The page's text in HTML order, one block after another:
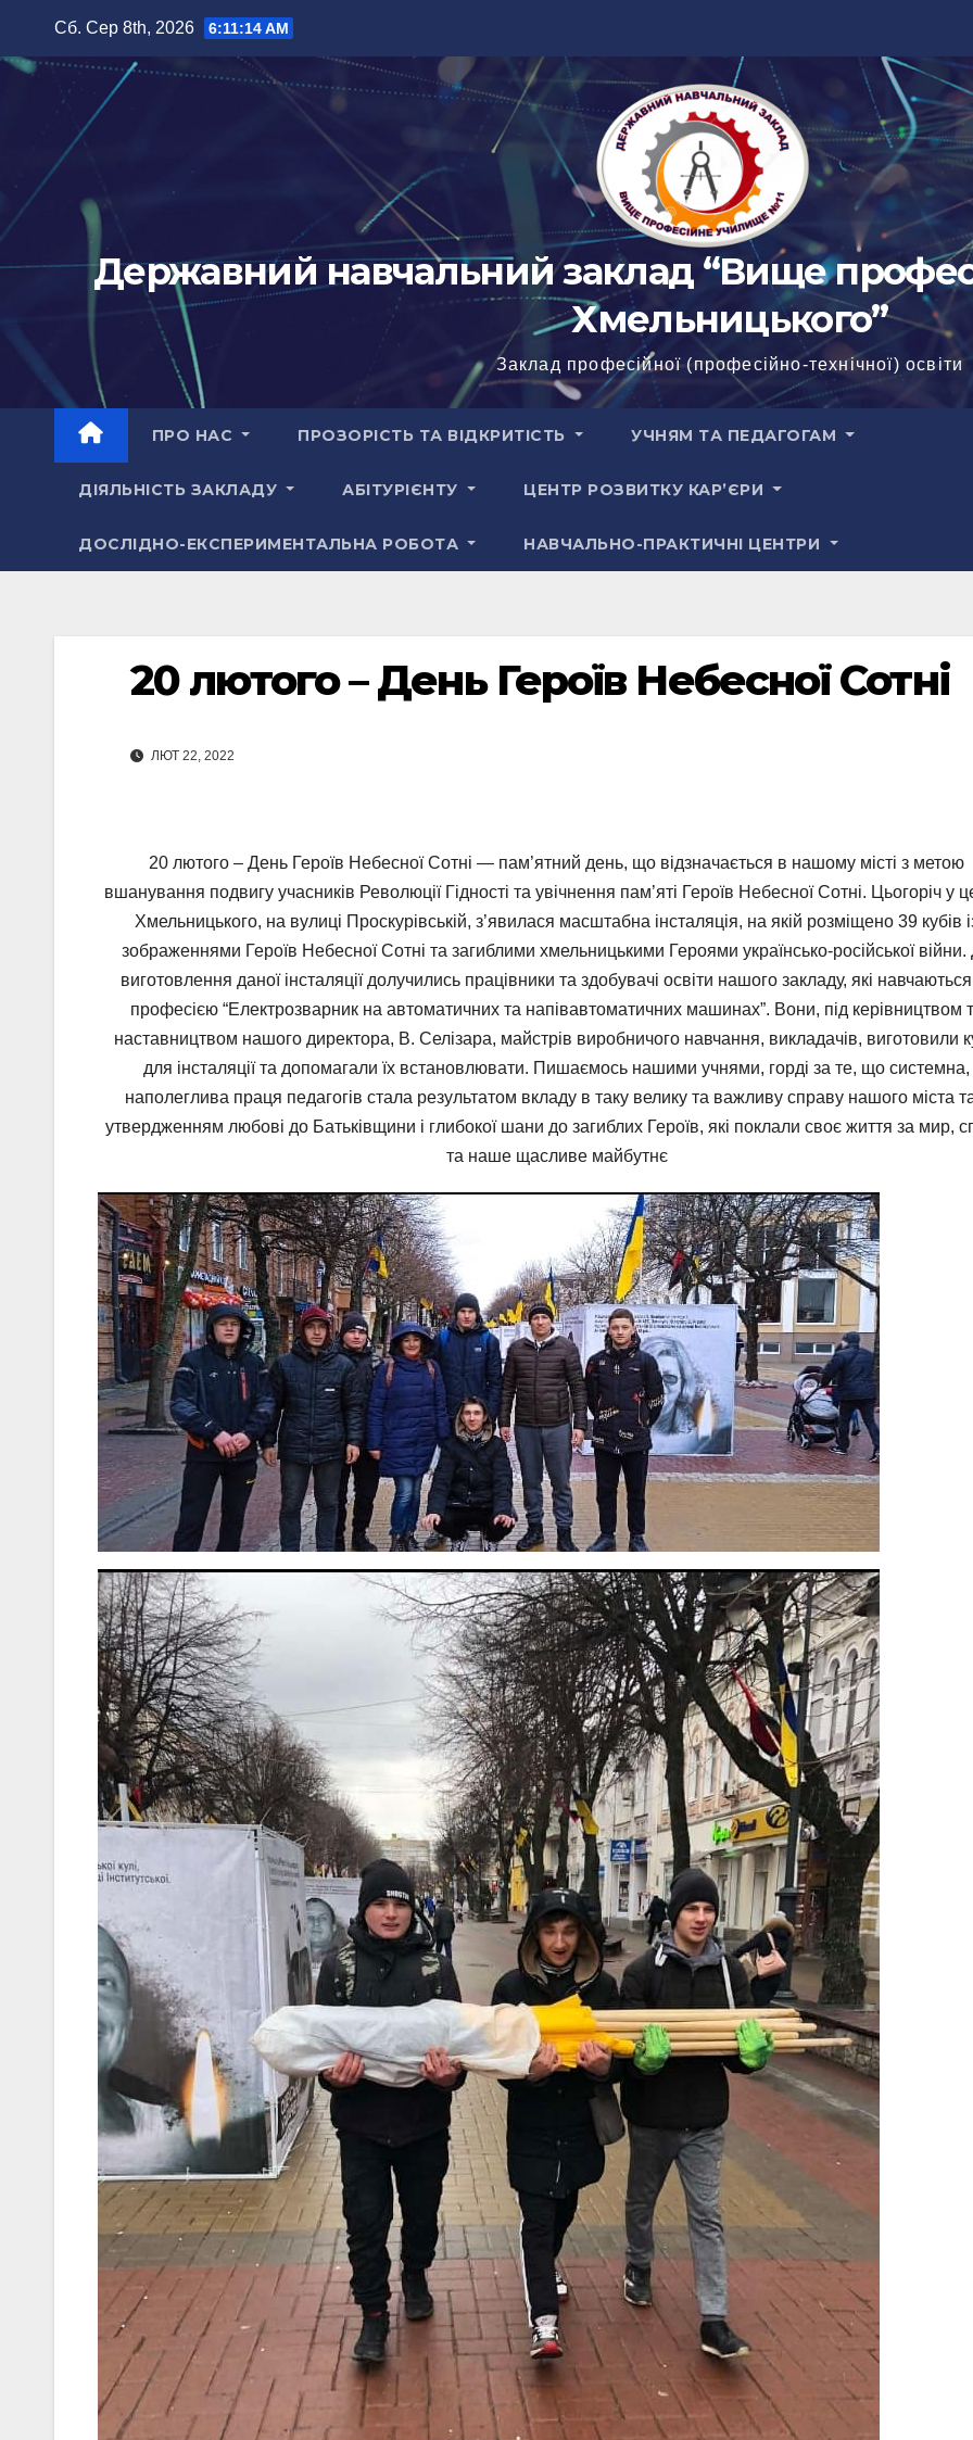
вмісту
Сб. Сер 8th, 2026 6:11:16 AM
Державний навчальний заклад “Вище
Хмельницького”
Заклад професійної (професійно-технічної) освіти
ПРО НАС ПРОЗОРІСТЬ ТА ВІДКРИТІСТЬ УЧНЯМ ТА ПЕДАГОГАМ
ДІЯЛЬНІСТЬ ЗАКЛАДУ АБІТУРІЄНТУ ЦЕНТР РОЗВИТКУ КАР’ЄРИ
ДОСЛІДНО-ЕКСПЕРИМЕНТАЛЬНА РОБОТА НАВЧАЛЬНО-ПРАКТИЧНІ ЦЕНТРИ
20 лютого – День Героїв Небесної Сотні
ЛЮТ 22, 2022
20 лютого – День Героїв Небесної Сотні — пам’ятний день, що відзначається в нашому місті з метою
вшанування подвигу учасників Революції Гідності та увічнення пам’яті Героїв Небесної Сотні. Цьогоріч у
Хмельницького, на вулиці Проскурівській, з’явилася масштабна інсталяція, на якій розміщено 39 кубів
зображеннями Героїв Небесної Сотні та загиблими хмельницькими Героями українсько-російської війни.
виготовлення даної інсталяції долучились працівники та здобувачі освіти нашого закладу, які
професією “Електрозварник на автоматичних та напівавтоматичних машинах”. Вони, під керівництвом
наставництвом нашого директора, В. Селізара, майстрів виробничого навчання, викладачів, виготовили
для інсталяції та допомагали їх встановлювати. Пишаємось нашими учнями, горді за те, що системна,
наполеглива праця педагогів стала результатом вкладу в таку велику та важливу справу нашого міста
утвердженням любові до Батьківщини і глибокої шани до загиблих Героїв, які поклали своє життя за мир,
та наше щасливе майбутнє